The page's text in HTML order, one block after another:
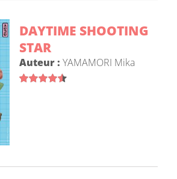
DAYTIME SHOOTING
STAR
Auteur : YAMAMORI Mika